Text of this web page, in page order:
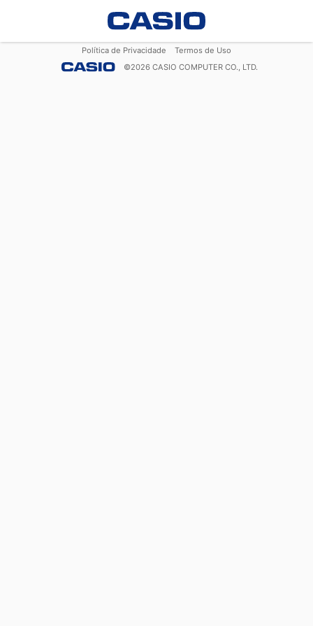
Política de Privacidade
Termos de Uso
©2026 CASIO COMPUTER CO., LTD.